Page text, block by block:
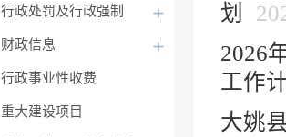
行政处罚及行政强制
财政信息
行政事业性收费
重大建设项目
划
2026
工作
大姚